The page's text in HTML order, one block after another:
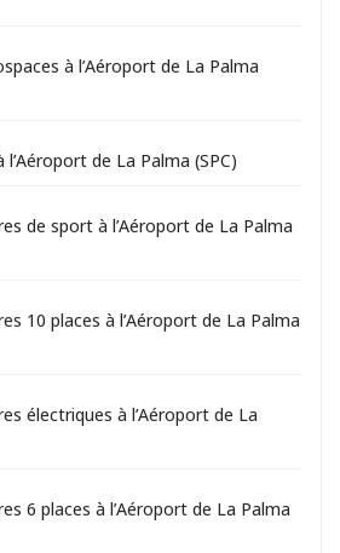
à l’Aéroport de La Palma
de La Palma (SPC)
de sport à l’Aéroport de La Palma
10 places à l’Aéroport de La Palma
électriques à l’Aéroport de La
6 places à l’Aéroport de La Palma